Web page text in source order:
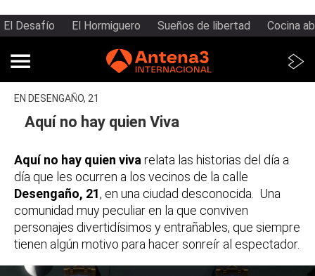
El Desafío El Hormiguero Sueños de libertad Cocina
EN DESENGAÑO, 21
Aquí no hay quien Viva
Aquí no hay quien viva relata las historias del día a
día que les ocurren a los vecinos de la calle
Desengaño, 21, en una ciudad desconocida. Una
comunidad muy peculiar en la que conviven
personajes divertidísimos y entrañables, que siempre
tienen algún motivo para hacer sonreír al espectador.